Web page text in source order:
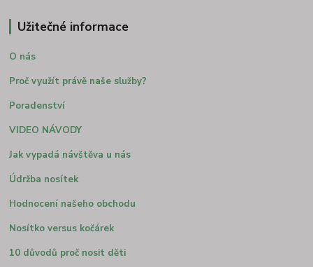
Užitečné informace
O nás
Proč využít právě naše služby?
Poradenství
VIDEO NÁVODY
Jak vypadá návštěva u nás
Údržba nosítek
Hodnocení našeho obchodu
Nosítko versus kočárek
10 důvodů proč nosit děti